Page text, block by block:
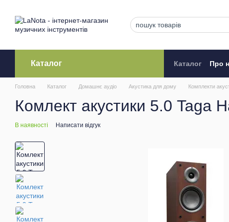
Каталог Каталог Про
Головна Каталог Домашнє аудіо Акустика для дому Комплекти
Комлект акустики 5.0 Taga
В наявності Написати відгук